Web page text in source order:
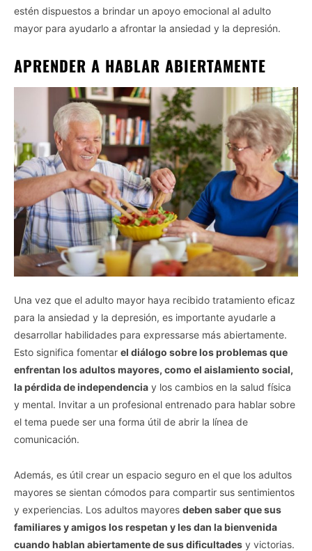
CONFIRM
estén dispuestos a brindar un apoyo emocional al adulto
mayor para ayudarlo a afrontar la ansiedad y la depresión.
APRENDER A HABLAR ABIERTAMENTE
Una vez que el adulto mayor haya recibido tratamiento eficaz
para la ansiedad y la depresión, es importante ayudarle a
desarrollar habilidades para expressarse más abiertamente.
Esto significa fomentar el diálogo sobre los problemas que
enfrentan los adultos mayores, como el aislamiento social,
la pérdida de independencia y los cambios en la salud física
y mental. Invitar a un profesional entrenado para hablar sobre
el tema puede ser una forma útil de abrir la línea de
comunicación.
Además, es útil crear un espacio seguro en el que los adultos
mayores se sientan cómodos para compartir sus sentimientos
y experiencias. Los adultos mayores deben saber que sus
familiares y amigos los respetan y les dan la bienvenida
cuando hablan abiertamente de sus dificultades y victorias.